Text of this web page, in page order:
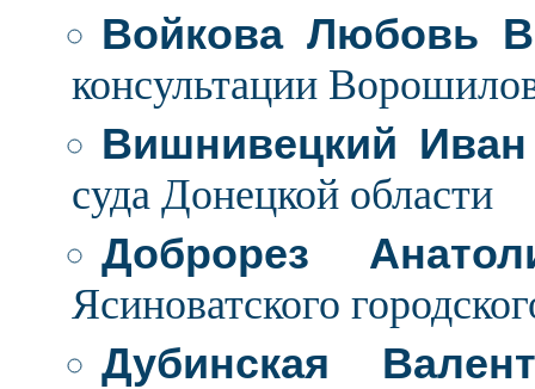
Войкова Любовь
консультации
Вишнивецкий
суда Донецкой области
Доброрез
Ясиноватского
Дубинская